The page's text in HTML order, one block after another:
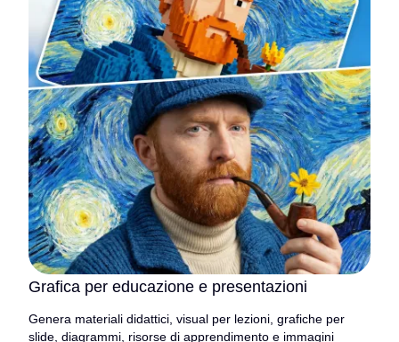
Grafica per educazione e presentazioni
Genera materiali didattici, visual per lezioni, grafiche per
slide, diagrammi, risorse di apprendimento e immagini